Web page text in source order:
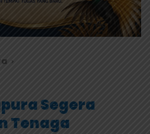
Segera
Tenaga